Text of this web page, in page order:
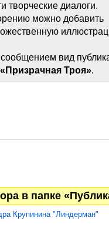
творческие диалоги.
можно добавить
вид
«Призрачная Троя».
в папке
Крупинина "Линдерман"